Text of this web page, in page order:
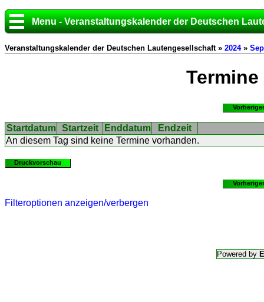
Menu - Veranstaltungskalender der Deutschen
Veranstaltungskalender der Deutschen Lautengesellschaft » 2024»
Termine
Startdatum Startzeit Enddatum
Endzeit
An diesem Tag sind keine Termine vorhanden.
Druckvorschau
Filteroptionen anzeigen/verbergen
Powered by